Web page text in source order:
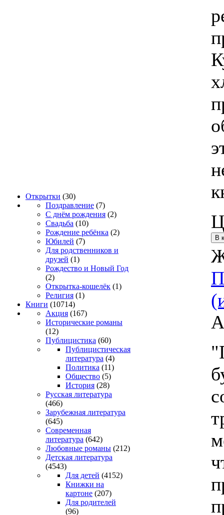
Открытки (30)
Поздравление (7)
С днём рождения (2)
Свадьба (10)
Рождение ребёнка (2)
Юбилей (7)
Для родственников и
друзей (1)
Рождество и Новый Год
(2)
Открытка-кошелёк (1)
Религия (1)
Книги (10714)
Акция (167)
Исторические романы
(12)
Публицистика (60)
Публицистическая
литература (4)
Политика (11)
Общество (5)
История (28)
Русская литература
(466)
Зарубежная литература
(645)
Современная
литература (642)
Любовные романы (212)
Детская литература
(4543)
Для детей (4152)
Книжки на
картоне (207)
Для родителей
(96)